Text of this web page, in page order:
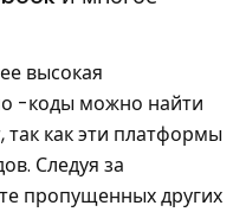
высокая
-коды можно найти
как эти платформы
Следуя за
пропущенных других